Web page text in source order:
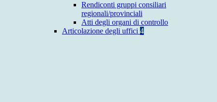
Rendiconti gruppi consiliari
regionali/provinciali
Atti degli organi di controllo
Articolazione degli uffici 4